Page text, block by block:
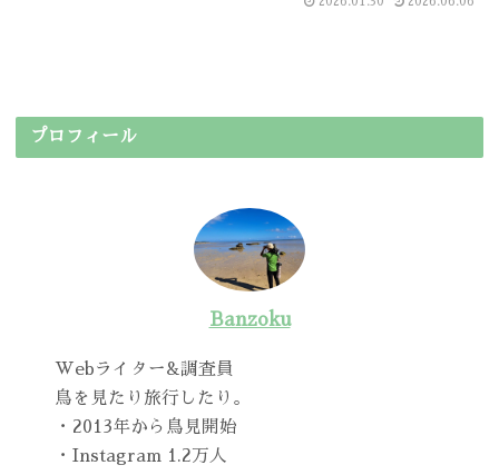
プロフィール
Banzoku
Webライター&調査員
鳥を見たり旅行したり。
・2013年から鳥見開始
・Instagram 1.2万人